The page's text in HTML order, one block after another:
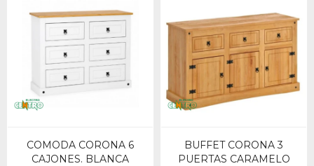
COMODA CORONA 6
CAJONES. BLANCA
BUFFET CORONA 3
PUERTAS CARAMELO